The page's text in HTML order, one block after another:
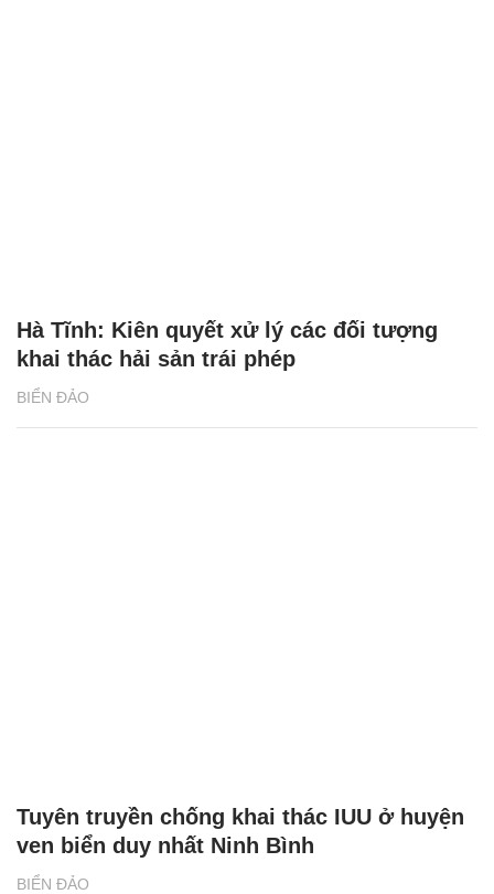
BIỂN ĐẢO
Hà Tĩnh: Kiên quyết xử lý các đối tượng
khai thác hải sản trái phép
BIỂN ĐẢO
Tuyên truyền chống khai thác IUU ở huyện
ven biển duy nhất Ninh Bình